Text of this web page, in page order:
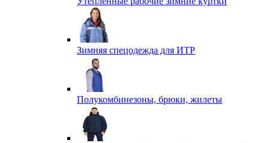
Зимняя спецодежда для ИТР
Полукомбинезоны, брюки, жилеты